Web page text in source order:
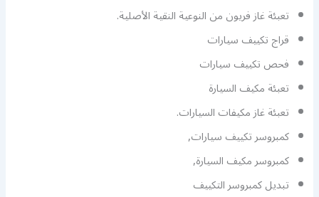
تعبئة غاز فريون من النوعية النقية الأصلية.
قراج تكييف سيارات
فحص تكييف سيارات
تعبئة مكيف السيارة
تعبئة غاز مكيفات السيارات.
كمبروسر تكييف سيارات,
كمبروسر مكيف السيارة,
تبديل كمبروسر التكييف